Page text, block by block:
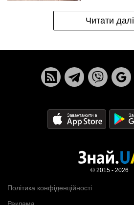
Читати далі
Політика конфіденційності
© 2015 - 2026